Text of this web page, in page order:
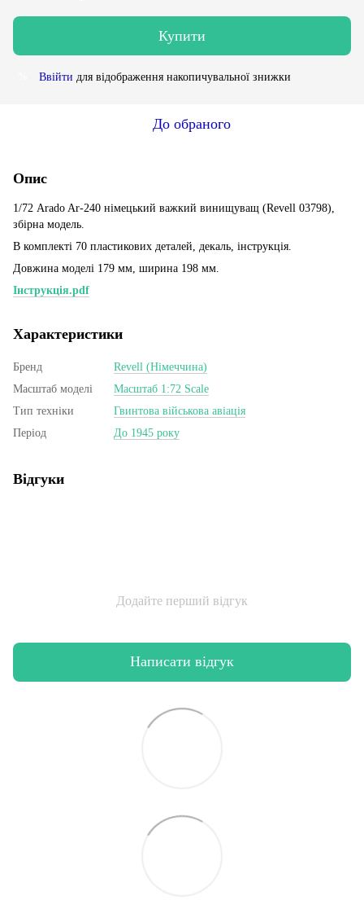
Купити
Ввійти для відображення накопичувальної знижки
До обраного
Опис
1/72 Arado Ar-240 німецький важкий винищуващ (Revell 03798),
збірна модель.
В комплекті 70 пластикових деталей, декаль, інструкція.
Довжина моделі 179 мм, ширина 198 мм.
Інструкція.pdf
Характеристики
Бренд
Revell (Німеччина)
Масштаб моделі
Масштаб 1:72 Scale
Тип техніки
Гвинтова військова авіація
Період
До 1945 року
Відгуки
Додайте перший відгук
Написати відгук